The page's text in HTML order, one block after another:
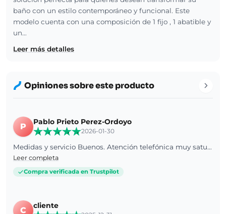
baño con un estilo contemporáneo y funcional. Este
modelo cuenta con una composición de 1 fijo , 1 abatible y
un…
Leer más detalles
Opiniones sobre este producto
P
Pablo Prieto Perez-Ordoyo
2026-01-30
Medidas y servicio Buenos. Atención telefónica muy saturada
Leer completa
Compra verificada en Trustpilot
C
cliente